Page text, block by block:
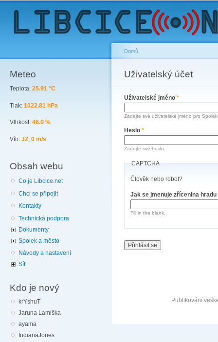
Meteo
Teplota: 25.91 °C
Tlak: 1022.81 hPa
Vlhkost: 46.0 %
Vítr: JZ, 0 m/s
Obsah webu
Co je Libcice.net
Chci se připojit
Kontakty
Technická podpora
Dokumenty
Spolek a město
Návody a nastavení
Síť
Kdo je nový
krYshuT
Jaruna Lamiška
ayama
IndianaJones
You are here
Domů
Uživatelský účet
Primary tabs
Uživatelské jméno *
Zadejte své uživatelské jméno pro
Heslo *
Zadejte své heslo.
CAPTCHA
Člověk nebo robot?
Jak se jmenuje zřícenina
Fill in the blank.
Publikování